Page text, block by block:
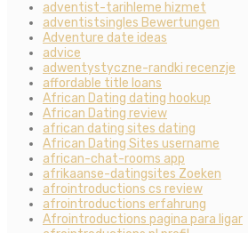
adventist-tarihleme hizmet
adventistsingles Bewertungen
Adventure date ideas
advice
adwentystyczne-randki recenzje
affordable title loans
African Dating dating hookup
African Dating review
african dating sites dating
African Dating Sites username
african-chat-rooms app
afrikaanse-datingsites Zoeken
afrointroductions cs review
afrointroductions erfahrung
Afrointroductions pagina para ligar